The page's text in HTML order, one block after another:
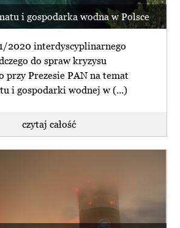
i gospodarka wodna w Polsce
2020 interdyscyplinarnego
do spraw kryzysu
przy Prezesie PAN na temat
i gospodarki wodnej w (...)
czytaj całość